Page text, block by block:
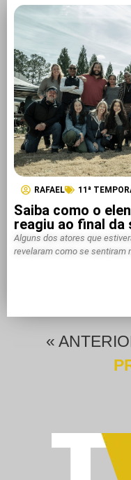
RAFAEL 11ª
Saiba como o
reagiu ao final da
Alguns dos atores que
revelaram como se sentiram
«